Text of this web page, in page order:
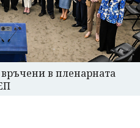
връчени в пленарната